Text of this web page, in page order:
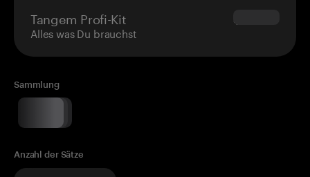
Tangem Profi-Kit
Alles was Du brauchst
$180.00
Sammlung
Anzahl der Sätze